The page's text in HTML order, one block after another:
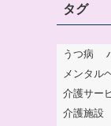
タグ
うつ病
メンタル
介護サー
介護施設